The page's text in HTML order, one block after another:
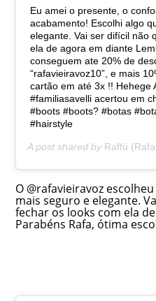
Eu amei o presente, o
acabamento! Escolhi algo
elegante. Vai ser difícil não
ela de agora em diante
conseguem ate 20% de
“rafavieiravoz10”, e mais
cartão em até 3x !! Hehege
#familiasavelli acertou em
#boots #boots? #botas
#hairstyle
A post shared by Raffú
O @rafavieiravoz
mais seguro e elegante.
fechar os looks com ela
Parabéns Rafa, ótima